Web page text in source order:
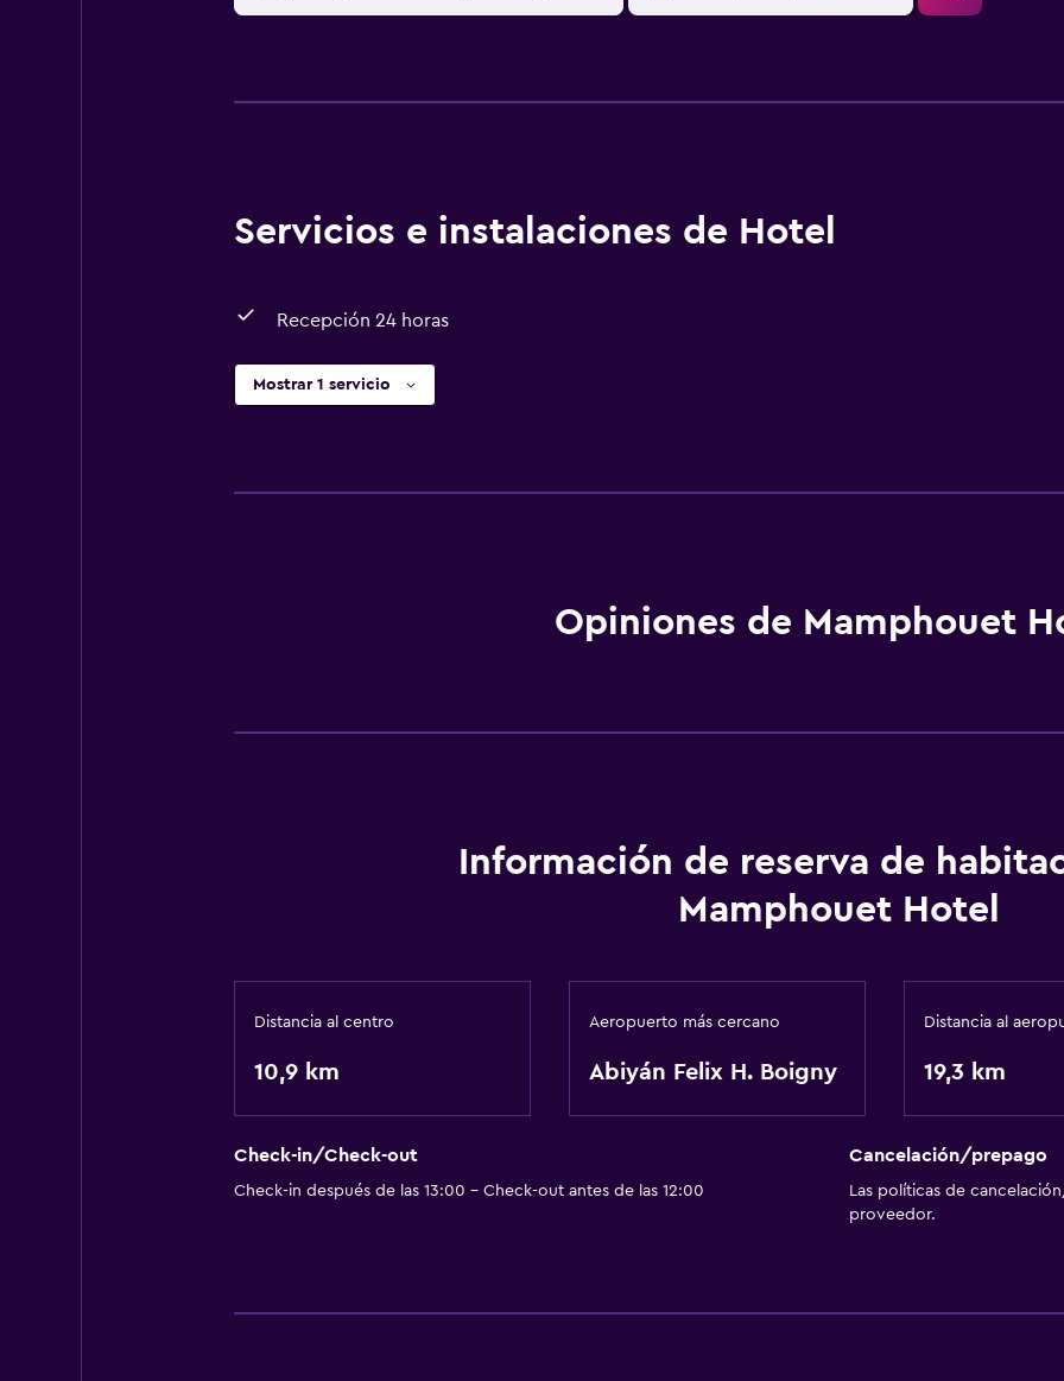
Servicios e instalaciones de Hotel
Recepción 24 horas
Mostrar 1 servicio
Opiniones de Mamphouet
Información de reserva de
Mamphouet Hotel
Distancia al centro
10,9 km
Aeropuerto más cercano
Abiyán Felix H. Boigny
Distancia al
19,3 km
Check-in/Check-out
Check-in después de las 13:00 - Check-out antes de las 12:00
Cancelación/prepago
Las políticas de
proveedor.